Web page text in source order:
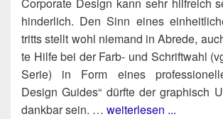
hin­der­lich. Den Sinn eines
tritts stellt wohl nie­mand in Abre­de,
te Hil­fe bei der Farb- und Schrift­wahl
Serie) in Form eines
Design Gui­des“ dürf­te der gra­phisch
dank­bar sein. … weiterlesen ...